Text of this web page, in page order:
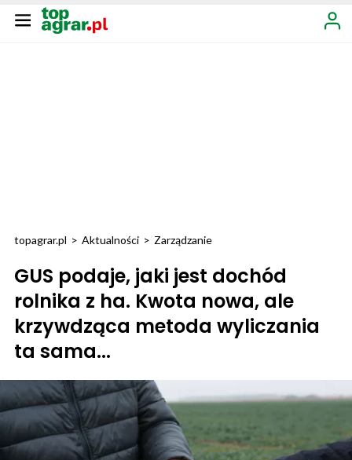
topagrar.pl > Aktualności > Zarządzanie
GUS podaje, jaki jest dochód
rolnika z ha. Kwota nowa, ale
krzywdząca metoda wyliczania
ta sama...